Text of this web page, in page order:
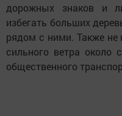
дорожных знаков и
избегать больших
рядом с ними. Также не
сильного ветра около
общественного